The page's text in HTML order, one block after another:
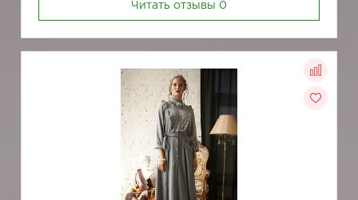
Читать отзывы 0